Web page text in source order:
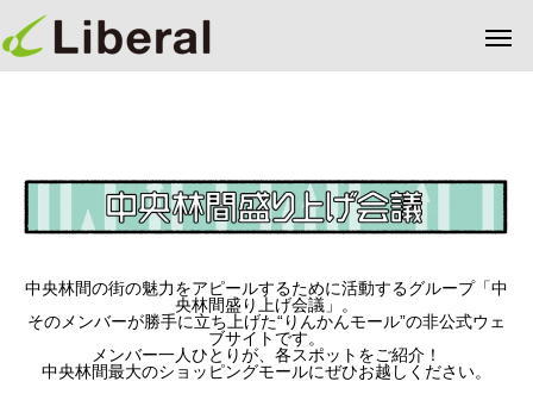
中央林間の街の魅力をアピールするために活動するグループ「中
央林間盛り上げ会議」。
そのメンバーが勝手に立ち上げた“りんかんモール”の非公式ウェ
ブサイトです。
メンバー一人ひとりが、各スポットをご紹介！
中央林間最大のショッピングモールにぜひお越しください。